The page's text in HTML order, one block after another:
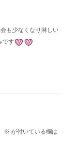
も少なくなり淋しい
です
※ が付いている欄は